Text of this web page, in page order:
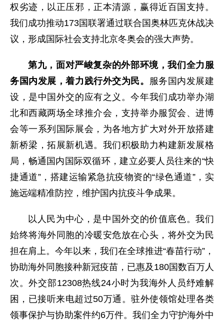
权劣迹，以正压邪，正本清源，赢得近百国支持。
我们成功推动173国联署通过联合国奥林匹克休战决
议，形成国际社会支持北京冬奥会的强大声势。
第九，面对严峻复杂的外部环境，我们全力服
务国内发展，着力践行外交为民。
服务国内发展建
设，是中国外交的应有之义。今年我们成功举办湖
北和西藏两场全球推介会，支持举办服贸会、进博
会等一系列国际展会，为各地方扩大对外开放搭建
新桥梁，拓展新机遇。我们积极助力构建新发展格
局，畅通国内国际双循环，建立必要人员往来的“快
捷通道”，搭建运输紧急抗疫物资的“绿色通道”，实
施远端精准防控，维护国内抗疫斗争成果。
以人民为中心，是中国外交的价值底色。我们
始终将海外同胞的冷暖安危放在心头，将外交为民
担在肩上。今年以来，我们在全球推进“春苗行动”，
协助海外同胞接种新冠疫苗，已惠及180国数百万人
次。外交部12308热线24小时为我海外人员纾难解
困，已接听来电超过50万通。驻外使领馆处理各类
领事保护与协助案件约6万件。我们全力守护海外中